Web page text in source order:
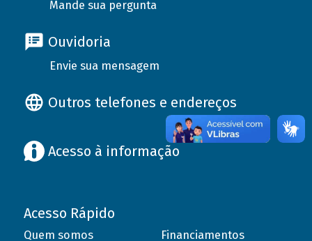
Mande sua pergunta
Ouvidoria
Envie sua mensagem
Outros telefones e endereços
Acesso à informação
Acesso Rápido
Quem somos
Financiamentos